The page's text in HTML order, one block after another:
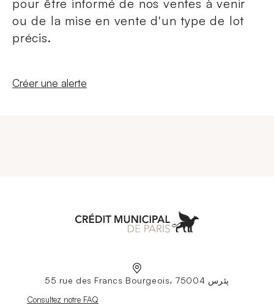
pour être informé de nos ventes à venir
ou de la mise en vente d'un type de lot
précis.
Nouvelle fenêtre
Créer une alerte
55 rue des Francs Bourgeois، 75004 پئرس
Nouvelle fenêtre
Consultez notre FAQ